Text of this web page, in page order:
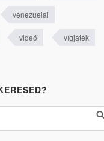
venezuelai
videó vígjáték